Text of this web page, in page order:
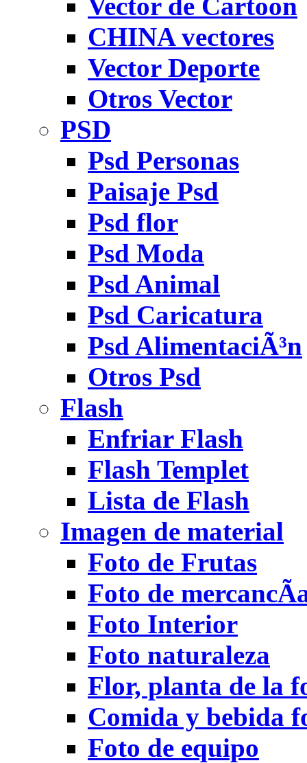
CHINA vectores
Vector Deporte
Otros Vector
PSD
Psd Personas
Paisaje Psd
Psd flor
Psd Moda
Psd Animal
Psd Caricatura
Psd AlimentaciÃ³n
Otros Psd
Flash
Enfriar Flash
Flash Templet
Lista de Flash
Imagen de material
Foto de Frutas
Foto de
Foto Interior
Foto naturaleza
Flor, planta de la
Comida y bebida
Foto de equipo